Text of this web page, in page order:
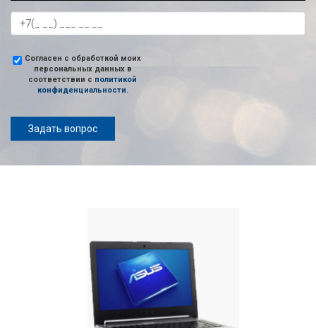
Согласен с обработкой моих
персональных данных в
соответствии с политикой
конфиденциальности.
Задать вопрос